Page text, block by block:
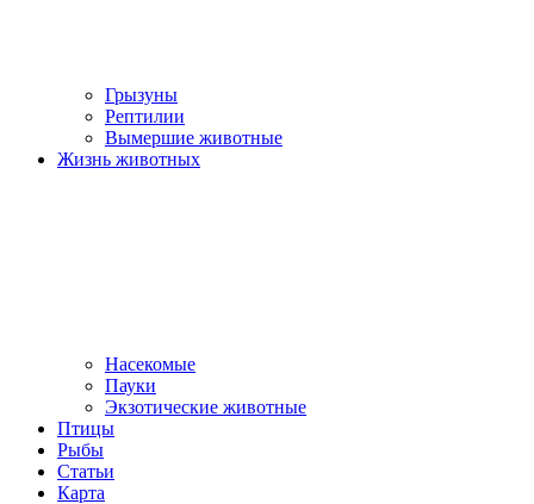
Грызуны
Рептилии
Вымершие животные
Жизнь животных
Насекомые
Пауки
Экзотические животные
Птицы
Рыбы
Статьи
Карта